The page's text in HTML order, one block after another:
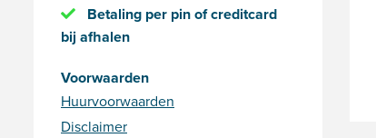
Betaling per pin of creditcard
bij afhalen
Voorwaarden
Huurvoorwaarden
Disclaimer